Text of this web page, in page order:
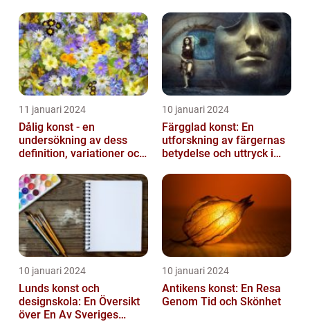
11 januari 2024
Dålig konst - en
undersökning av dess
definition, variationer och
10 januari 2024
Färgglad konst: En
utforskning av färgernas
betydelse och uttryck i
10 januari 2024
Lunds konst och
designskola: En Översikt
över En Av Sveriges
10 januari 2024
Antikens konst: En Resa
Genom Tid och Skönhet